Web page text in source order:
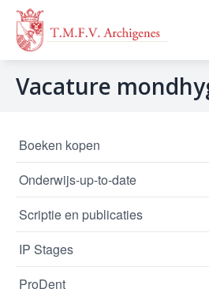
Boeken kopen
Onderwijs-up-to-date
Scriptie en publicaties
IP Stages
ProDent